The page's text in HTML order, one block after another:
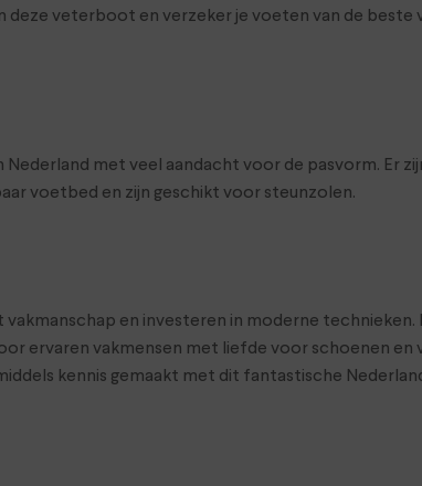
deze veterboot en verzeker je voeten van de
met veel aandacht voor de pasvorm. Er
voetbed en zijn geschikt voor steunzolen.
vakmanschap en investeren in moderne
ervaren vakmensen met liefde voor schoenen
kennis gemaakt met dit fantastische